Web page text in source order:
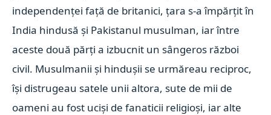
independenţei faţă de britanici, ţara s-a împărţit în
India hindusă şi Pakistanul musulman, iar între
aceste două părţi a izbucnit un sângeros război
civil. Musulmanii şi hinduşii se urmăreau reciproc,
îşi distrugeau satele unii altora, sute de mii de
oameni au fost ucişi de fanaticii religioşi, iar alte